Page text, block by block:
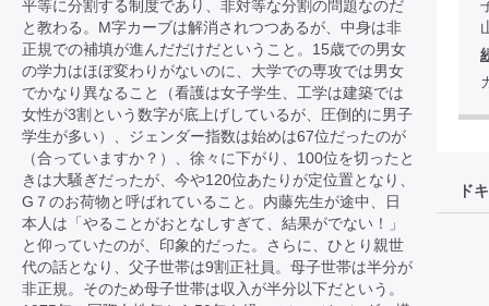
平等に分割する制度であり、非対等な分割の問題なのだ
と教わる。M字カーブは解消されつつあるが、中身は非
正規での補填が進んだだけだということ。15歳での男女
の学力はほぼ変わりがないのに、大学での専攻では男女
でかなり異なること（看護は女子学生、工学は建築では
女性が3割という数字が底上げしているが、圧倒的に男子
学生が多い）、ジェンダー指数は始めは67位だったのが
（合っていますか？）、徐々に下がり、100位を切ったと
きは大騒ぎだったが、今や120位あたりが定位置となり、
G７のお荷物と呼ばれていること。内藤先生が途中、日
本人は「やることがおとなしすぎて、結果がでない！」
と仰っていたのが、印象的だった。さらに、ひとり親世
代の話となり、父子世帯は9割正社員。母子世帯は半分が
非正規。そのため母子世帯は収入が半分以下だという。
ド